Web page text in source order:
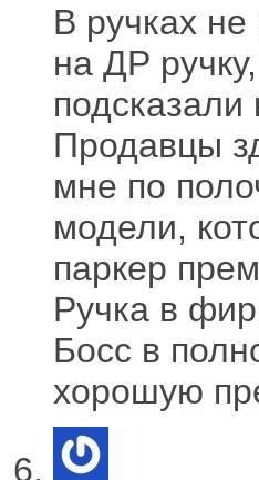
В ручках
на ДР
Продавцы
мне по
модели,
паркер
Ручка в
Босс в
хорошую